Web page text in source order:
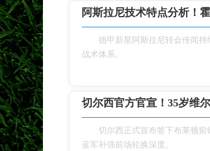
阿斯拉尼技术特点分析！
德甲新星阿斯拉尼转会传闻
战术体系。
切尔西官方官宣！35岁维
切尔西正式宣布签下布莱顿
蓝军补强前场轮换深度。